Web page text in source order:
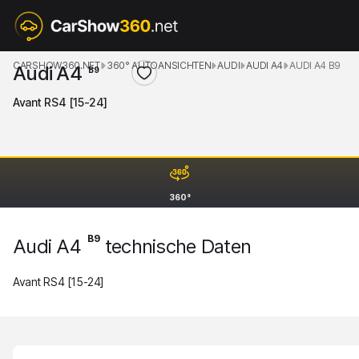
360°
CARSHOW360.NET 360° AUTOANSICHTEN AUDI AUDI A4 AUDI A4 B9
Audi A4 B9
Avant RS4 [15-24]
Audi A4 B9technische Daten
Avant RS4 [15-24]